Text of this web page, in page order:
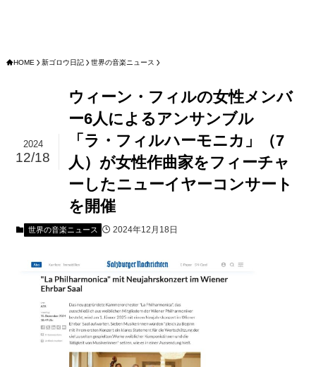
HOME 新ゴロウ日記 世界の音楽ニュース
ウィーン・フィルの女性メンバ
ー6人によるアンサンブル
「ラ・フィルハーモニカ」（7
人）が女性作曲家をフィーチャ
ーしたニューイヤーコンサート
を開催
2024
12/18
世界の音楽ニュース 2024年12月18日